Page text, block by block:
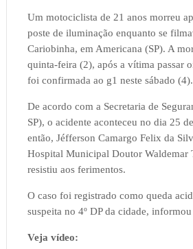
Um motociclista de 21 anos morreu
poste de iluminação enquanto se
Cariobinha, em Americana (SP). A
quinta-feira (2), após a vítima passar
foi confirmada ao g1 neste sábado (4).
De acordo com a Secretaria de
SP), o acidente aconteceu no dia 25
então, Jéfferson Camargo Felix da
Hospital Municipal Doutor Waldemar
resistiu aos ferimentos.
O caso foi registrado como queda
suspeita no 4º DP da cidade, informou
Veja vídeo: